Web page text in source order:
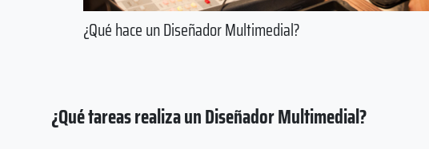
¿Qué hace un Diseñador Multimedial?
¿Qué tareas realiza un Diseñador Multimedial?